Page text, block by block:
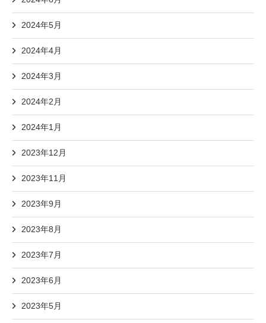
2024年5月
2024年4月
2024年3月
2024年2月
2024年1月
2023年12月
2023年11月
2023年9月
2023年8月
2023年7月
2023年6月
2023年5月